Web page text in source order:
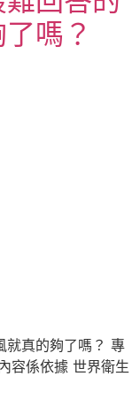
嗎？
就真的夠了嗎？ 專
容係依據 世界衛生